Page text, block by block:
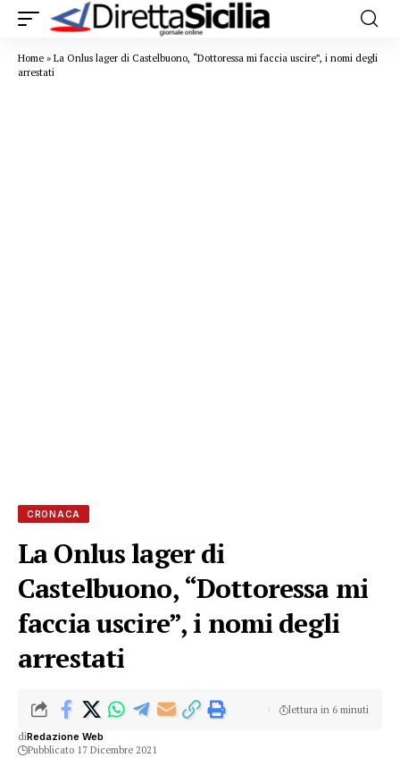
Home » La Onlus lager di Castelbuono, “Dottoressa mi faccia uscire”, i nomi degli
arrestati
CRONACA
La Onlus lager di
Castelbuono, “Dottoressa mi
faccia uscire”, i nomi degli
arrestati
diRedazione Web
Pubblicato 17 Dicembre 2021
lettura in 6 minuti